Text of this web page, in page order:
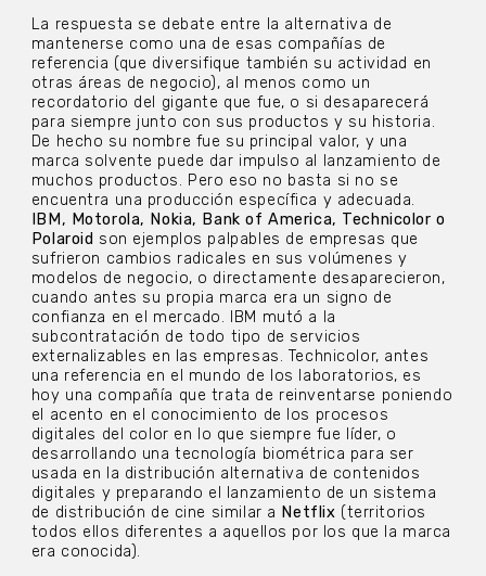
La respuesta se debate entre la alternativa de
mantenerse como una de esas compañías de
referencia (que diversifique también su actividad en
otras áreas de negocio), al menos como un
recordatorio del gigante que fue, o si desaparecerá
para siempre junto con sus productos y su historia.
De hecho su nombre fue su principal valor, y una
marca solvente puede dar impulso al lanzamiento de
muchos productos. Pero eso no basta si no se
encuentra una producción específica y adecuada.
IBM, Motorola, Nokia, Bank of America, Technicolor o
Polaroid son ejemplos palpables de empresas que
sufrieron cambios radicales en sus volúmenes y
modelos de negocio, o directamente desaparecieron,
cuando antes su propia marca era un signo de
confianza en el mercado. IBM mutó a la
subcontratación de todo tipo de servicios
externalizables en las empresas. Technicolor, antes
una referencia en el mundo de los laboratorios, es
hoy una compañía que trata de reinventarse poniendo
el acento en el conocimiento de los procesos
digitales del color en lo que siempre fue líder, o
desarrollando una tecnología biométrica para ser
usada en la distribución alternativa de contenidos
digitales y preparando el lanzamiento de un sistema
de distribución de cine similar a Netflix (territorios
todos ellos diferentes a aquellos por los que la marca
era conocida).